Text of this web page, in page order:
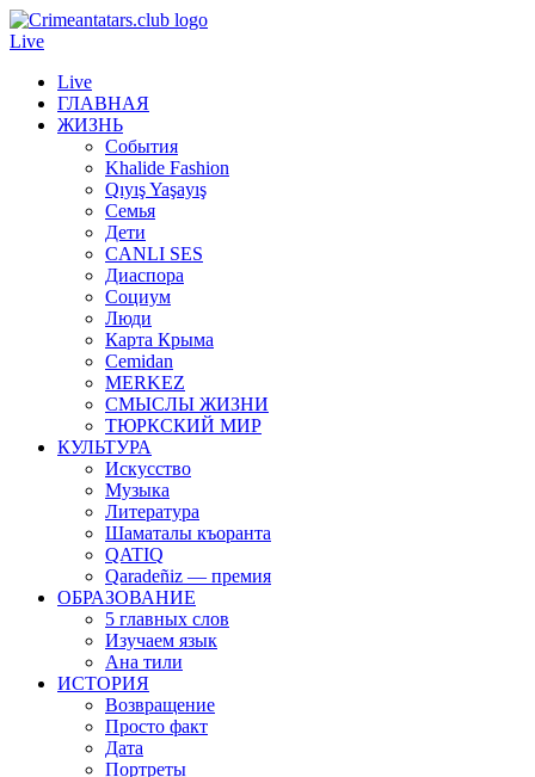
Live
Live
ГЛАВНАЯ
ЖИЗНЬ
События
Khalide Fashion
Qıyış Yaşayış
Семья
Дети
CANLI SES
Диаспора
Социум
Люди
Карта Крыма
Cemidan
МERKEZ
СМЫСЛЫ ЖИЗНИ
ТЮРКСКИЙ МИР
КУЛЬТУРА
Искусство
Музыка
Литература
Шаматалы къоранта
QATIQ
Qaradeñiz — премия
ОБРАЗОВАНИЕ
5 главных слов
Изучаем язык
Ана тили
ИСТОРИЯ
Возвращение
Просто факт
Дата
Портреты